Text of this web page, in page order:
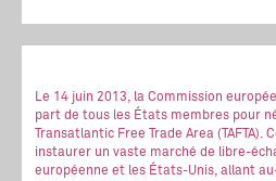
Le 14 juin 2013, la Commission
part de tous les États membres pour
Transatlantic Free Trade Area (TAFTA).
instaurer un vaste marché de libre-
européenne et les États-Unis, allant